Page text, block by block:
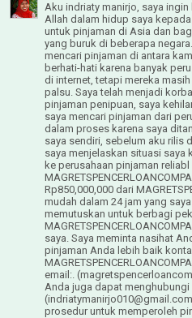
Aku indriaty manirjo, saya
Allah dalam hidup saya
untuk pinjaman di Asia dan
yang buruk di beberapa
mencari pinjaman di antara
berhati-hati karena banyak
di internet, tetapi mereka
palsu. Saya telah menjadi
pinjaman penipuan, saya
saya mencari pinjaman dari
dalam proses karena saya
saya sendiri, sebelum aku rilis
saya menjelaskan situasi saya
ke perusahaan pinjaman reliabl
Rp850,000,000 dari
mudah dalam 24 jam yang
memutuskan untuk berbagi
saya. Saya meminta nasihat
pinjaman Anda lebih baik
email:.
Anda juga dapat menghubungi
prosedur untuk memperoleh